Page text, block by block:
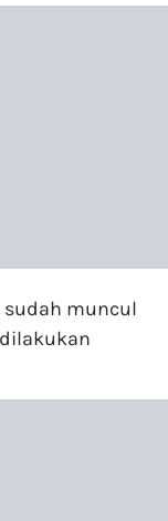
sudah muncul